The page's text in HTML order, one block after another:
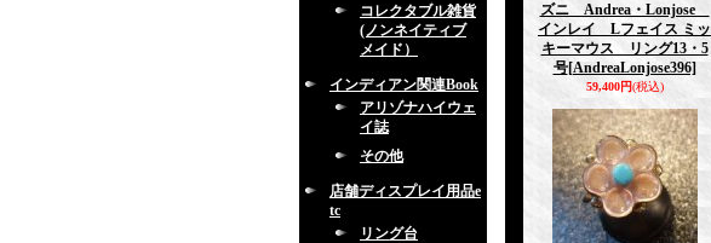
コレクタブル雑貨
(ノンネイティブ
メイド）
インディアン関連Book
アリゾナハイウェ
イ誌
その他
店舗ディスプレイ用品e
tc
リング台
ズニ Andrea・Lonjose
インレイ Lフェイス ミッ
キーマウス リング13・5
号[AndreaLonjose396]
59,400円(税込)